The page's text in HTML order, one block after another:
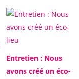
Entretien : Nous
avons créé un éco-